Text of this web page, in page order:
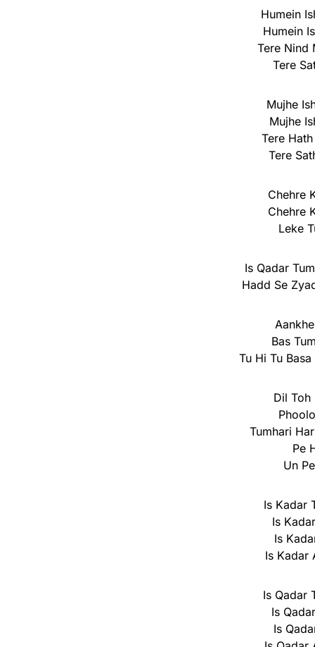
Humein
Humein
Tere Nind
Tere
Mujhe
Mujhe
Tere
Tere
Chehre
Chehre
Leke
Is Qadar
Hadd Se
Bas
Tu Hi Tu
Dil Toh
Tumhari
Pe
Un
Is Kadar
Is
Is
Is Kadar
Is Qadar
Is
Is